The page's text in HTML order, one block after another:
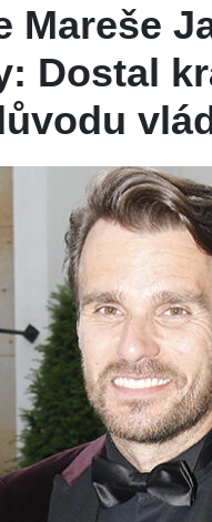
Mareše
Dostal